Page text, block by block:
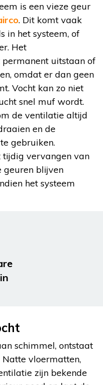
is een vieze geur
. Dit komt vaak
in het systeem, of
Het
uitstaan of
omdat er dan geen
Vocht kan zo niet
snel muf wordt.
de ventilatie altijd
en de
gebruiken.
tijdig vervangen van
geuren blijven
het systeem
schimmel, ontstaat
vloermatten,
zijn bekende